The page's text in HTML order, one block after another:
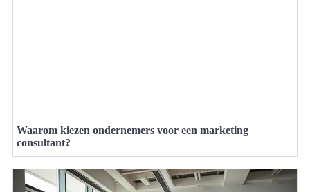
Waarom kiezen ondernemers voor een marketing
consultant?